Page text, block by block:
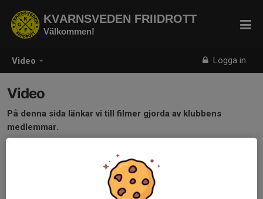
Video Logga in
KVARNSVEDEN FRIIDROTT
Välkommen!
Video
På denna sida länkar vi till filmer gjorda av klubbens
medlemmar.